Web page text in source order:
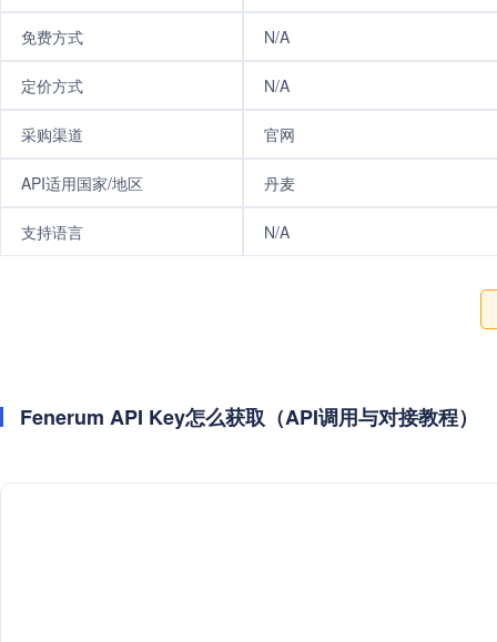
免费方式 N/A
定价方式 N/A
采购渠道 官网
API适用国家/地区 丹麦
支持语言 N/A
Fenerum API Key怎么获取（API调用与对接教程）